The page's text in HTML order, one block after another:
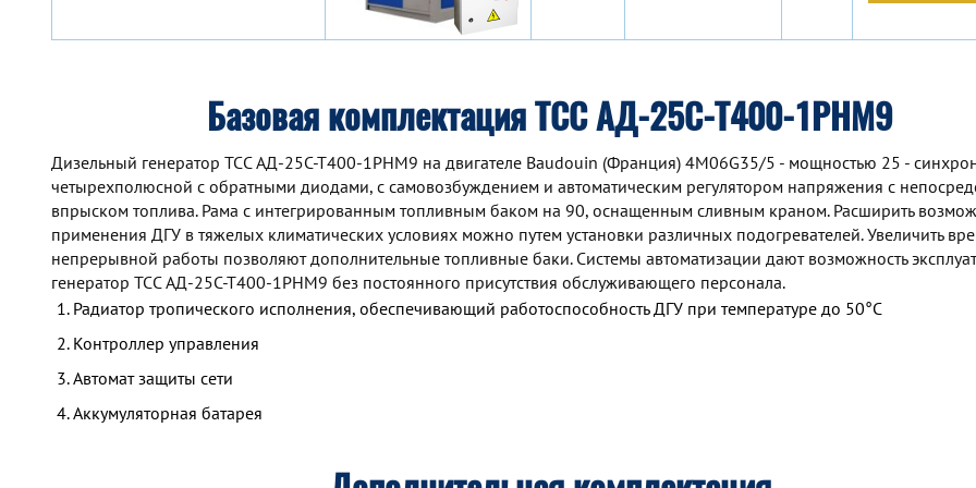
Базовая комплектация ТСС АД-25С-Т400-1РНМ9
Дизельный генератор TCC АД-25С-Т400-1РНМ9 на двигателе Baudouin (Франция) 4M06G35/5 - мощностью 25 -
четырехполюсной с обратными диодами, с самовозбуждением и автоматическим регулятором напряжения с
впрыском топлива. Рама с интегрированным топливным баком на 90, оснащенным сливным краном. Расширить
применения ДГУ в тяжелых климатических условиях можно путем установки различных подогревателей. Увеличить
непрерывной работы позволяют дополнительные топливные баки. Системы автоматизации дают возможность
генератор TCC АД-25С-Т400-1РНМ9 без постоянного присутствия обслуживающего персонала.
Радиатор тропического исполнения, обеспечивающий работоспособность ДГУ при температуре до 50°С
Контроллер управления
Автомат защиты сети
Аккумуляторная батарея